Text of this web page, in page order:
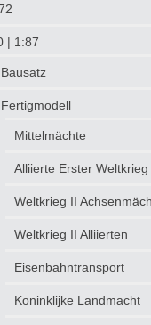
| 1:87
Bausatz
Fertigmodell
Mittelmächte
Alliierte Erster Weltkrieg
Weltkrieg II
Weltkrieg II Alliierten
Eisenbahntransport
Koninklijke Landmacht